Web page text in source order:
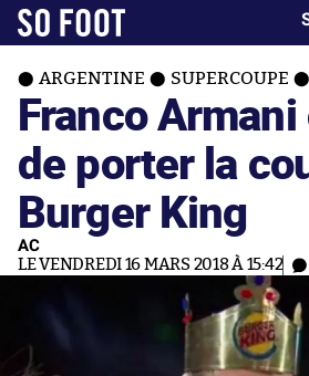
ARGENTINE SUPERCOUPE
Franco
de porter la
Burger King
AC
LE VENDREDI 16 MARS 2018 À 15:42